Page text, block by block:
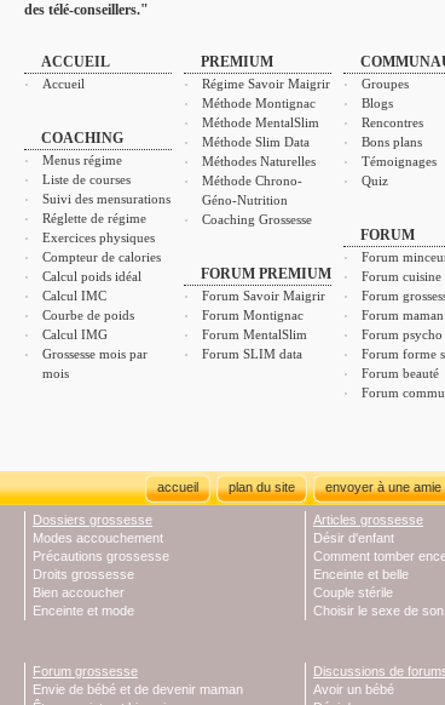
des télé-conseillers."
ACCUEIL
Accueil
COACHING
Menus régime
Liste de courses
Suivi des mensurations
Réglette de régime
Exercices physiques
Compteur de calories
Calcul poids idéal
Calcul IMC
Courbe de poids
Calcul IMG
Grossesse mois par
mois
PREMIUM
Régime Savoir Maigrir
Méthode Montignac
Méthode MentalSlim
Méthode Slim Data
Méthodes Naturelles
Méthode Chrono-
Géno-Nutrition
Coaching Grossesse
FORUM PREMIUM
Forum Savoir Maigrir
Forum Montignac
Forum MentalSlim
Forum SLIM data
Groupes
Blogs
Rencontres
Bons plans
Témoignages
Quiz
FORUM
Forum
Forum cuisine
Forum
Forum
Forum psycho
Forum forme
Forum beauté
Forum
accueil plan du site envoyer à une amie
Dossiers grossesse
Modes accouchement
Précautions grossesse
Droits grossesse
Bien accoucher
Enceinte et mode
Articles grossesse
Désir d'enfant
Comment tomber
Enceinte et belle
Couple stérile
Choisir le sexe de
Forum grossesse
Envie de bébé et de devenir maman
Discussions de
Avoir un bébé